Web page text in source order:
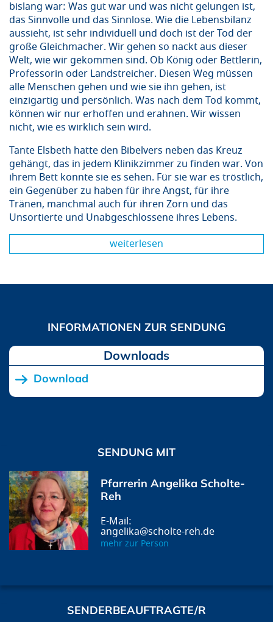
bislang war: Was gut war und was nicht gelungen ist,
das Sinnvolle und das Sinnlose. Wie die Lebensbilanz
aussieht, ist sehr individuell und doch ist der Tod der
große Gleichmacher. Wir gehen so nackt aus dieser
Welt, wie wir gekommen sind. Ob König oder Bettlerin,
Professorin oder Landstreicher. Diesen Weg müssen
alle Menschen gehen und wie sie ihn gehen, ist
einzigartig und persönlich. Was nach dem Tod kommt,
können wir nur erhoffen und erahnen. Wir wissen
nicht, wie es wirklich sein wird.
Tante Elsbeth hatte den Bibelvers neben das Kreuz
gehängt, das in jedem Klinikzimmer zu finden war. Von
ihrem Bett konnte sie es sehen. Für sie war es tröstlich,
ein Gegenüber zu haben für ihre Angst, für ihre
Tränen, manchmal auch für ihren Zorn und das
Unsortierte und Unabgeschlossene ihres Lebens.
weiterlesen
Downloads
Download
SENDUNG MIT
Pfarrerin Angelika Scholte-
Reh
angelika@scholte-reh.de
mehr zur Person
SENDERBEAUFTRAGTE/R